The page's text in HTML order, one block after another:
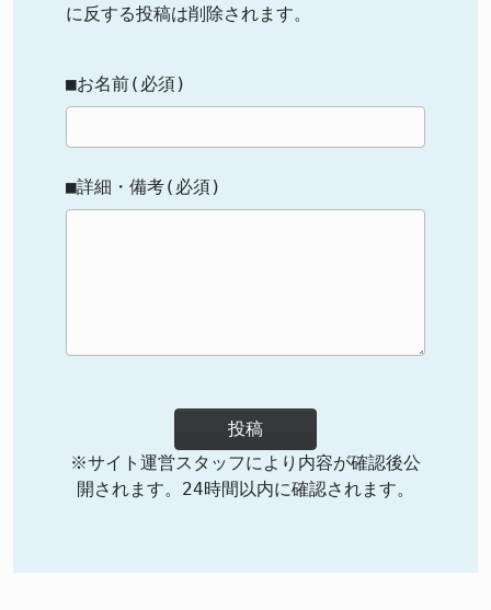
に反する投稿は削除されます。
■お名前(必須)
■詳細・備考(必須)
投稿
※サイト運営スタッフにより内容が確認後公
開されます。24時間以内に確認されます。